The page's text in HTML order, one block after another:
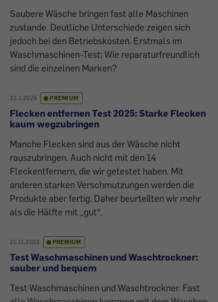
Saubere Wäsche bringen fast alle Maschinen
zustande. Deutliche Unterschiede zeigen sich
jedoch bei den Betriebskosten. Erstmals im
Waschmaschinen-Test: Wie reparaturfreundlich
sind die einzelnen Marken?
22.1.2025 PREMIUM
Flecken entfernen Test 2025: Starke Flecken
kaum wegzubringen
Manche Flecken sind aus der Wäsche nicht
rauszubringen. Auch nicht mit den 14
Fleckentfernern, die wir getestet haben. Mit
anderen starken Verschmutzungen werden die
Produkte aber fertig. Daher beurteilten wir mehr
als die Hälfte mit „gut“.
21.11.2023 PREMIUM
Test Waschmaschinen und Waschtrockner:
sauber und bequem
Test Waschmaschinen und Waschtrockner. Fast